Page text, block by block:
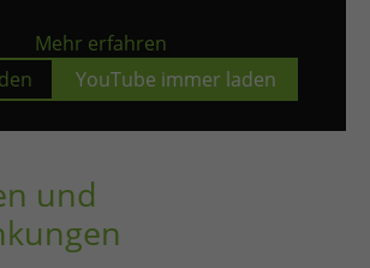
Mehr erfahren
YouTube immer laden
und